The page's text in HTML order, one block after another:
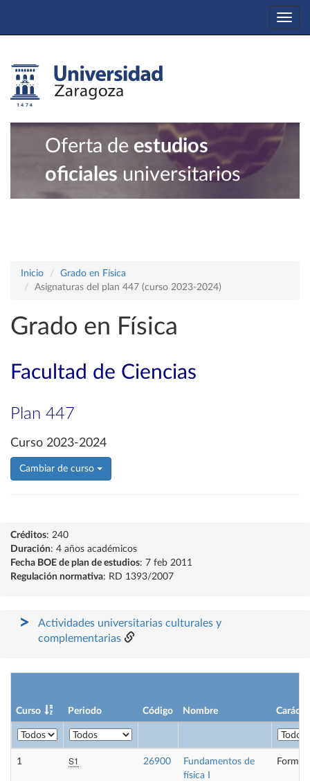
Oferta de estudios
oficiales universitarios
Inicio
Grado en Física
Asignaturas del plan 447 (curso 2023-2024)
Grado en Física
Facultad de Ciencias
Plan 447
Curso 2023-2024
Cambiar de curso
Créditos: 240
Duración: 4 años académicos
Fecha BOE de plan de estudios: 7 feb 2011
Regulación normativa: RD 1393/2007
Actividades universitarias culturales y
complementarias
Curso Periodo Código Nombre
1 S1 26900
Fundamentos de
física I